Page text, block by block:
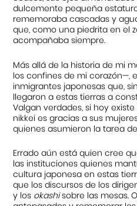
dulcemente pequeña
rememoraba cascadas y
que, como una piedrita en el
acompañaba siempre.
Más allá de la historia de mi
los confines de mi corazón—,
inmigrantes japonesas que,
llegaron a estas tierras a
Valgan verdades, si hoy
nikkei es gracias a sus
quienes asumieron la tarea
Errado aún está quien cree
las instituciones quienes
cultura japonesa en estas
que los discursos de los
y los okashisobre las mesas.